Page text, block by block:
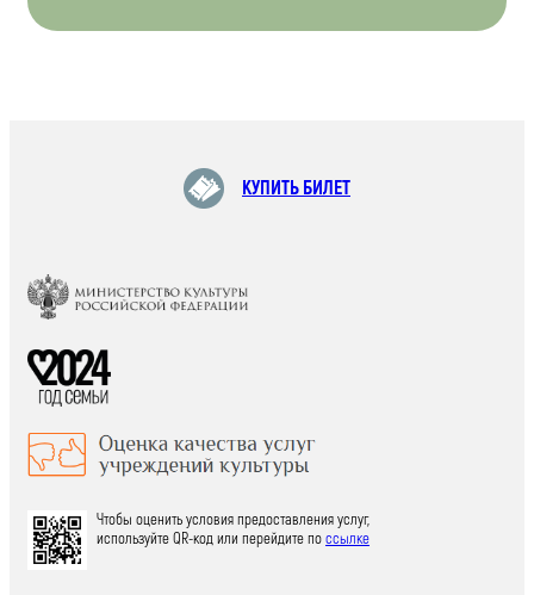
КУПИТЬ БИЛЕТ
Чтобы оценить условия предоставления услуг,
используйте QR-код или перейдите поссылке